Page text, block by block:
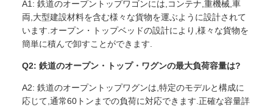
A1: 鉄道のオープントップワゴンには,コンテナ,重機械,車
両,大型建設材料を含む様々な貨物を運ぶように設計されて
います.オープン・トップベッドの設計により,様々な貨物を
簡単に積んで卸すことができます.
Q2: 鉄道のオープン・トップ・ワグンの最大負荷容量は?
A2: 鉄道のオープントップワグンは,特定のモデルと構成に
応じて,通常60トンまでの負荷に対応できます.正確な容量詳